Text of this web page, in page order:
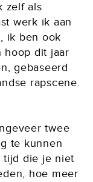
zelf als
werk ik aan
ik ben ook
hoop dit jaar
gebaseerd
rapscene.
twee
te kunnen
tijd die je niet
hoe meer